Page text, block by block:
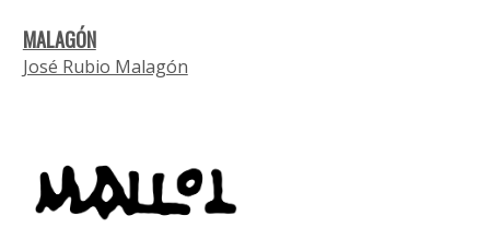
MALAGÓN
José Rubio Malagón